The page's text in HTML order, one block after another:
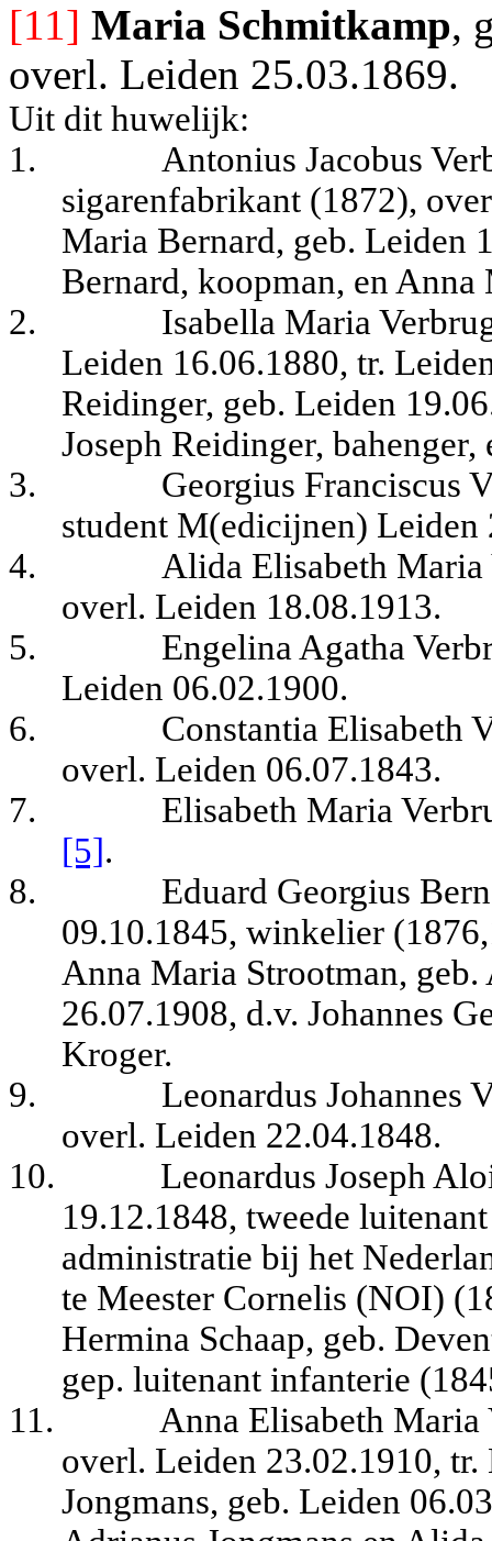
[11] Maria Schmitkamp,
overl. Leiden 25.03.1869.
Uit dit huwelijk:
1.
Antonius Jacobus
sigarenfabrikant (1872),
Maria Bernard, geb. Leiden
Bernard, koopman, en Anna
2.
Isabella Maria
Leiden 16.06.1880, tr.
Reidinger, geb. Leiden
Joseph Reidinger,
3.
Georgius Franciscus
student M(edicijnen)
4.
Alida Elisabeth Maria
overl. Leiden 18.08.1913.
5.
Engelina Agatha
Leiden 06.02.1900.
6.
Constantia Elisabeth
overl. Leiden 06.07.1843.
7.
Elisabeth Maria
[5].
8.
Eduard Georgius
09.10.1845, winkelier
Anna Maria Strootman,
26.07.1908, d.v. Johannes
Kroger.
9.
Leonardus Johannes
overl. Leiden 22.04.1848.
10.
Leonardus Joseph
19.12.1848, tweede
administratie bij het
te Meester Cornelis (NOI)
Hermina Schaap, geb.
gep. luitenant infanterie
11.
Anna Elisabeth Maria
overl. Leiden 23.02.1910,
Jongmans, geb. Leiden